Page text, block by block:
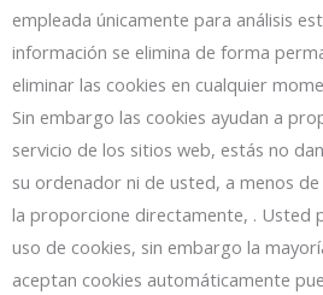
empleada únicamente para análisis
información se elimina de forma
eliminar las cookies en cualquier
Sin embargo las cookies ayudan a
servicio de los sitios web, estás no
su ordenador ni de usted, a menos
la proporcione directamente, . Usted
uso de cookies, sin embargo la
aceptan cookies automáticamente